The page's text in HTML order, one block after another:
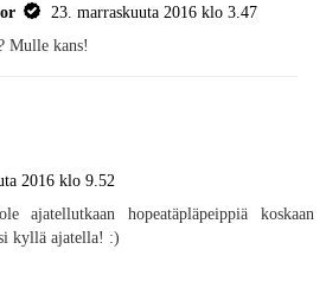
23. marraskuuta 2016 klo 3.47
Mulle kans!
2016 klo 9.52
ajatellutkaan hopeatäpläpeippiä koskaan
kyllä ajatella! :)